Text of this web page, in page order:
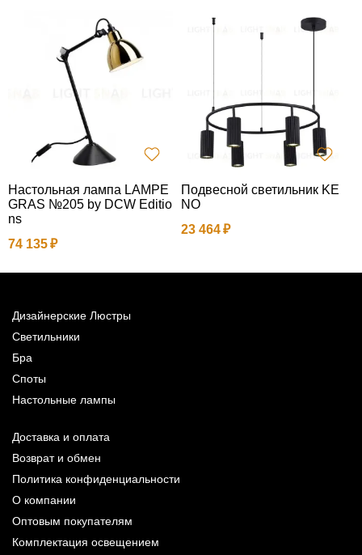
Настольная лампа LAMPE
GRAS №205 by DCW Editio
ns
74 135
Подвесной светильник KE
NO
23 464
Дизайнерские Люстры
Светильники
Бра
Споты
Настольные лампы
Доставка и оплата
Возврат и обмен
Политика конфиденциальности
О компании
Оптовым покупателям
Комплектация освещением